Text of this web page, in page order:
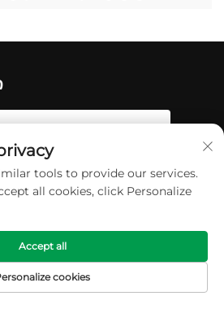
tools to provide our services.
all cookies, click Personalize
cookies
Accept all